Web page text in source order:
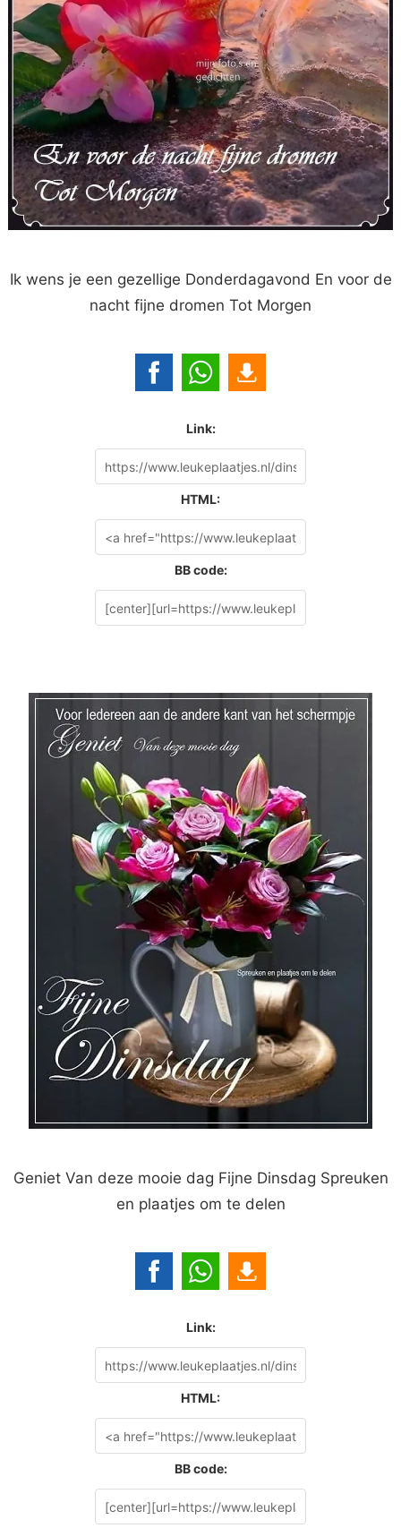
Ik wens je een gezellige Donderdagavond En voor de
nacht fijne dromen Tot Morgen
Link:
HTML:
BB code:
Geniet Van deze mooie dag Fijne Dinsdag Spreuken
en plaatjes om te delen
Link:
HTML:
BB code: